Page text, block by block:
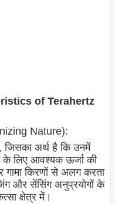
of Terahertz
Nature):
जिसका अर्थ है कि उनमें
लिए आवश्यक ऊर्जा की
किरणों से अलग करता
और सेंसिंग अनुप्रयोगों के
क्षेत्र में।